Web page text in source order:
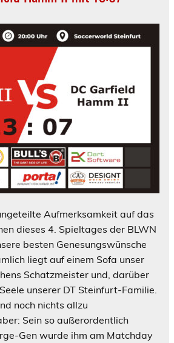
Aufmerksamkeit auf das
dieses 4. Spieltages der BLWN
besten Genesungswünsche
liegt auf einem Sofa unser
Schatzmeister und, darüber
unserer DT Steinfurt-Familie.
noch nichts allzu
Sein so außerordentlich
Gen wurde ihm am Matchday